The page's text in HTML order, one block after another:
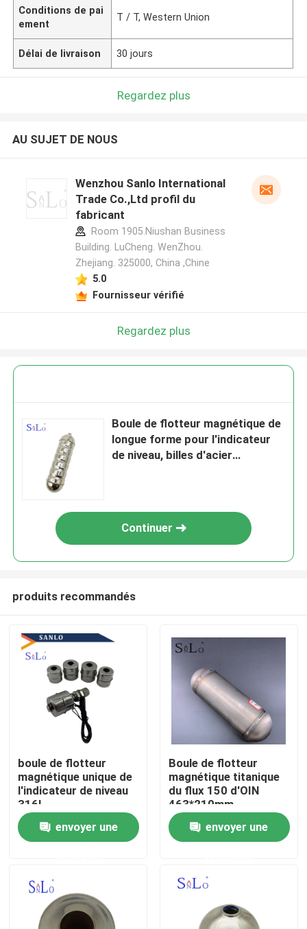
Accueil
A propos de nous
Contacts
Conditions de pai
ement
T / T, Western Union
Délai de livraison 30 jours
Regardez plus
AU SUJET DE NOUS
Wenzhou Sanlo International
Trade Co.,Ltd profil du
fabricant
Room 1905.Niushan Business
Building. LuCheng. WenZhou.
Zhejiang. 325000, China ,Chine
5.0
Fournisseur vérifié
Regardez plus
Boule de flotteur magnétique de
longue forme pour l'indicateur
de niveau, billes d'acier
Continuer
produits recommandés
boule de flotteur
magnétique unique de
l'indicateur de niveau
316L
envoyer une
Boule de flotteur
magnétique titanique
du flux 150 d'OIN
463*210mm
envoyer une